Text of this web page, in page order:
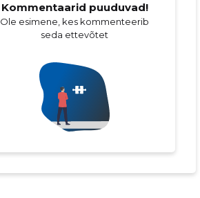
Kommentaarid puuduvad!
Ole esimene, kes kommenteerib
seda ettevõtet